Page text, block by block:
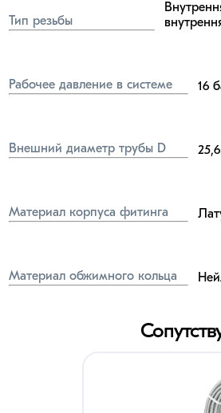
Тип резьбы
Рабочее давление в системе 16
Внешний диаметр трубы D 25,6
Материал корпуса фитинга
Материал обжимного кольца